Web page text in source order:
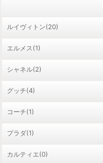
ルイヴィトン(20)
エルメス(1)
シャネル(2)
グッチ(4)
コーチ(1)
プラダ(1)
カルティエ(0)